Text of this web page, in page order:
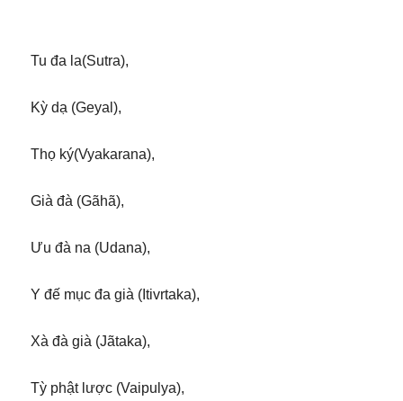
Tu đa la(Sutra),
Kỳ dạ (Geyal),
Thọ ký(Vyakarana),
Già đà (Gãhã),
Ưu đà na (Udana),
Y đế mục đa già (Itivrtaka),
Xà đà già (Jãtaka),
Tỳ phật lược (Vaipulya),